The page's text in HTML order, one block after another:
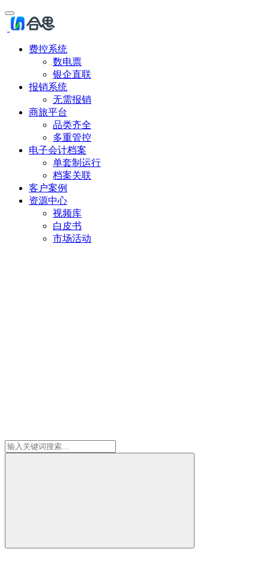
费控系统
数电票
银企直联
报销系统
无需报销
商旅平台
品类齐全
多重管控
电子会计档案
单套制运行
档案关联
客户案例
资源中心
视频库
白皮书
市场活动